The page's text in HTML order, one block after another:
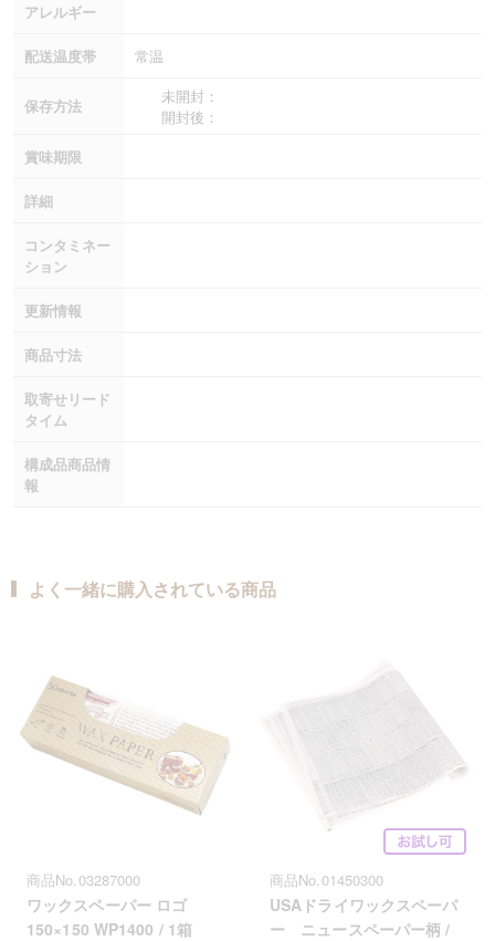
アレルギー
配送温度帯 常温
保存方法
未開封：
開封後：
賞味期限
詳細
コンタミネー
ション
更新情報
商品寸法
取寄せリード
タイム
構成品商品情
報
よく一緒に購入されている商品
商品No.03287000
ワックスペーパー ロゴ
150×150 WP1400 / 1箱
商品No.01450300
USAドライワックスペーパ
ー ニュースペーパー柄 /